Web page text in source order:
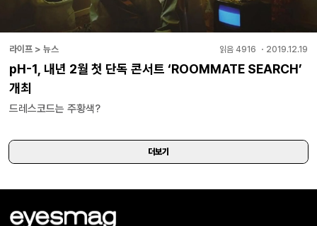
라이프 > 뉴스 읽음 4916 ・ 2019.12.19
pH-1, 내년 2월 첫 단독 콘서트 ‘ROOMMATE SEARCH’
개최
드레스코드는 주황색?
더보기